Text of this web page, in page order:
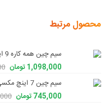
محصول مرتبط
سیم چین همه کاره 9 اینچ پرو طرح آمریکا
1,098,000 تومان
سیم چین 7 اینچ مکسی رونیکس مدل RH 1267
745,000 تومان